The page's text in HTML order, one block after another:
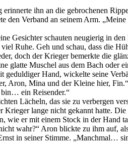
ihn an die gebrochenen
den Verband an seinem Arm.
Gesichter schauten neugierig in
Ruhe. Geh und schau, dass die
doch der Krieger bemerkte die
glatte Muschel aus dem Bach oder
geduldiger Hand, wickelte seine
Aron, Mina und der Kleine hier, Fin.“
ein Reisender.“
Lächeln, das sie zu verbergen
Krieger lange nicht gekannt hatte.
wie er mit einem Stock in der Hand
wahr?“ Aron blickte zu ihm auf,
in seiner Stimme. „Manchmal…